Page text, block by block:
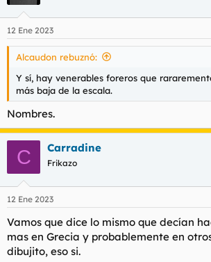
12 Ene 2023
Alcaudon rebuznó:
Y sí, hay venerables foreros que
más baja de la escala.
Nombres.
C Carradine
Frikazo
12 Ene 2023
Vamos que dice lo mismo que decían
mas en Grecia y probablemente en
dibujito, eso si.